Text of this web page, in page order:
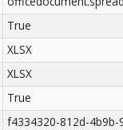
True
XLSX
XLSX
True
f4334320-812d-4b9b-